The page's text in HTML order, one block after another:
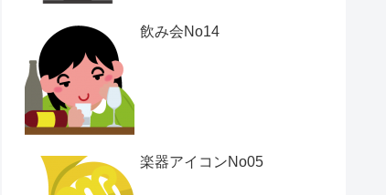
飲み会No14
楽器アイコンNo05